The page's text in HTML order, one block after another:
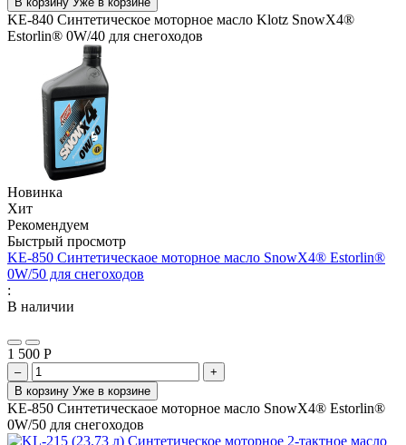
KE-840 Синтетическое моторное масло Klotz SnowX4®
Estorlin® 0W/40 для снегоходов
Новинка
Хит
Рекомендуем
Быстрый просмотр
KE-850 Синтетическаое моторное масло SnowX4® Estorlin®
0W/50 для снегоходов
:
В наличии
1 500 Р
–
+
В корзину Уже в корзине
KE-850 Синтетическаое моторное масло SnowX4® Estorlin®
0W/50 для снегоходов